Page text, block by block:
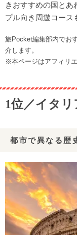
6位／スペイン
じっくり周遊し
7位／フィンラン
北欧雑貨やオー
9位／ギリシャ
ユーラシア大陸
初めての方におす
カップルにおすす
ハネムーンにお
ヨーロッパ旅行
きおすすめの国とあ
プル向き周遊コース
旅Pocket編集部内でお
介します。
※本ページはアフィリ
1位／イタリ
都市で異なる歴